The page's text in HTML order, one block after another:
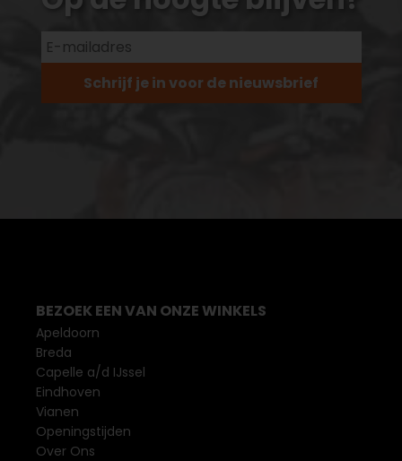
Schrijf je in voor de nieuwsbrief
BEZOEK EEN VAN ONZE WINKELS
Apeldoorn
Breda
Capelle a/d IJssel
Eindhoven
Vianen
Openingstijden
Over Ons